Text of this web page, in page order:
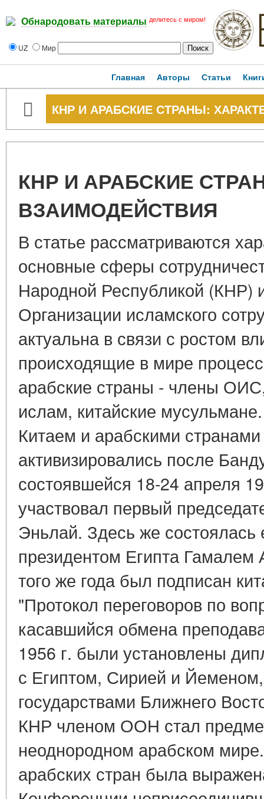
Обнародовать материалы делитесь с миром!
UZ Мир
Главная Авторы Статьи
КНР И АРАБСКИЕ СТРАНЫ:
КНР И АРАБСКИЕ
ВЗАИМОДЕЙСТВИЯ
В статье рассматриваются
основные сферы
Народной Республикой (КНР)
Организации исламского
актуальна в связи с ростом
происходящие в мире
арабские страны - члены
ислам, китайские
Китаем и арабскими
активизировались после
состоявшейся 18-24 апреля
участвовал первый
Эньлай. Здесь же состоялась
президентом Египта
того же года был подписан
"Протокол переговоров по
касавшийся обмена
1956 г. были установлены
с Египтом, Сирией и
государствами Ближнего
КНР членом ООН стал
неоднородном арабском
арабских стран была